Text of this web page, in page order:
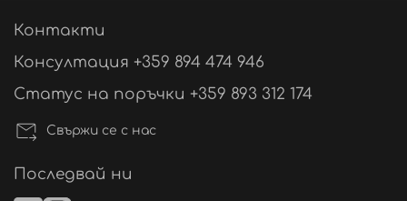
Контакти
Консултация +359 894 474 946
Статус на поръчки +359 893 312 174
Свържи се с нас
Последвай ни